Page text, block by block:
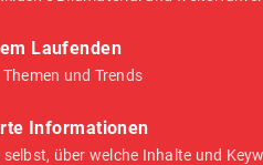
Laufenden
und Trends
Informationen
selbst, über welche Inhalte und